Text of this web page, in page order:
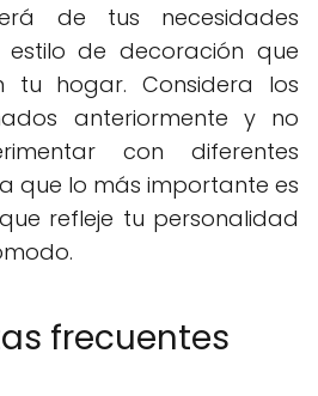
de tus necesidades
estilo de decoración que
tu hogar. Considera los
anteriormente y no
con diferentes
que lo más importante es
refleje tu personalidad
frecuentes